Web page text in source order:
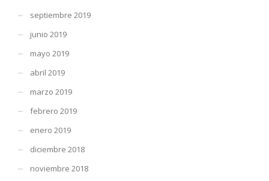
septiembre 2019
junio 2019
mayo 2019
abril 2019
marzo 2019
febrero 2019
enero 2019
diciembre 2018
noviembre 2018